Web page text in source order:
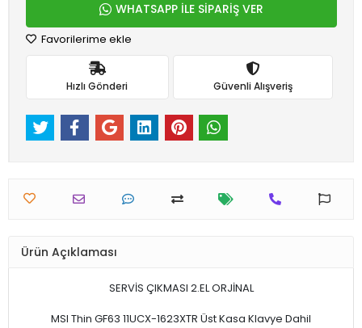
WHATSAPP İLE SİPARİŞ VER
Favorilerime ekle
Hızlı Gönderi Güvenli Alışveriş
Ürün Açıklaması
SERVİS ÇIKMASI 2.EL ORJİNAL
MSI Thin GF63 11UCX-1623XTR Üst Kasa Klavye Dahil